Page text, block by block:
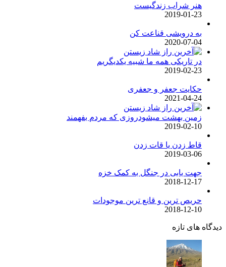
هنر شراب زندگیست
2019-01-23
به درویشی قناعت کن
2020-07-04
در تاریکی همه ما شبیه یکدیگریم
2019-02-23
حکایت جعفر و جعفری
2021-04-24
زمین بهشت میشودروزی که مردم بفهمند
2019-02-10
قاط زدن یا قات زدن
2019-03-06
جهت یابی در جنگل به کمک خزه
2018-12-17
حریص ترین و قانع ترین موجودات
2018-12-10
دیدگاه های تازه